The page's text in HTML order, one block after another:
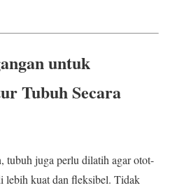
untuk
Tubuh Secara
tubuh juga perlu dilatih agar otot-
lebih kuat dan fleksibel. Tidak